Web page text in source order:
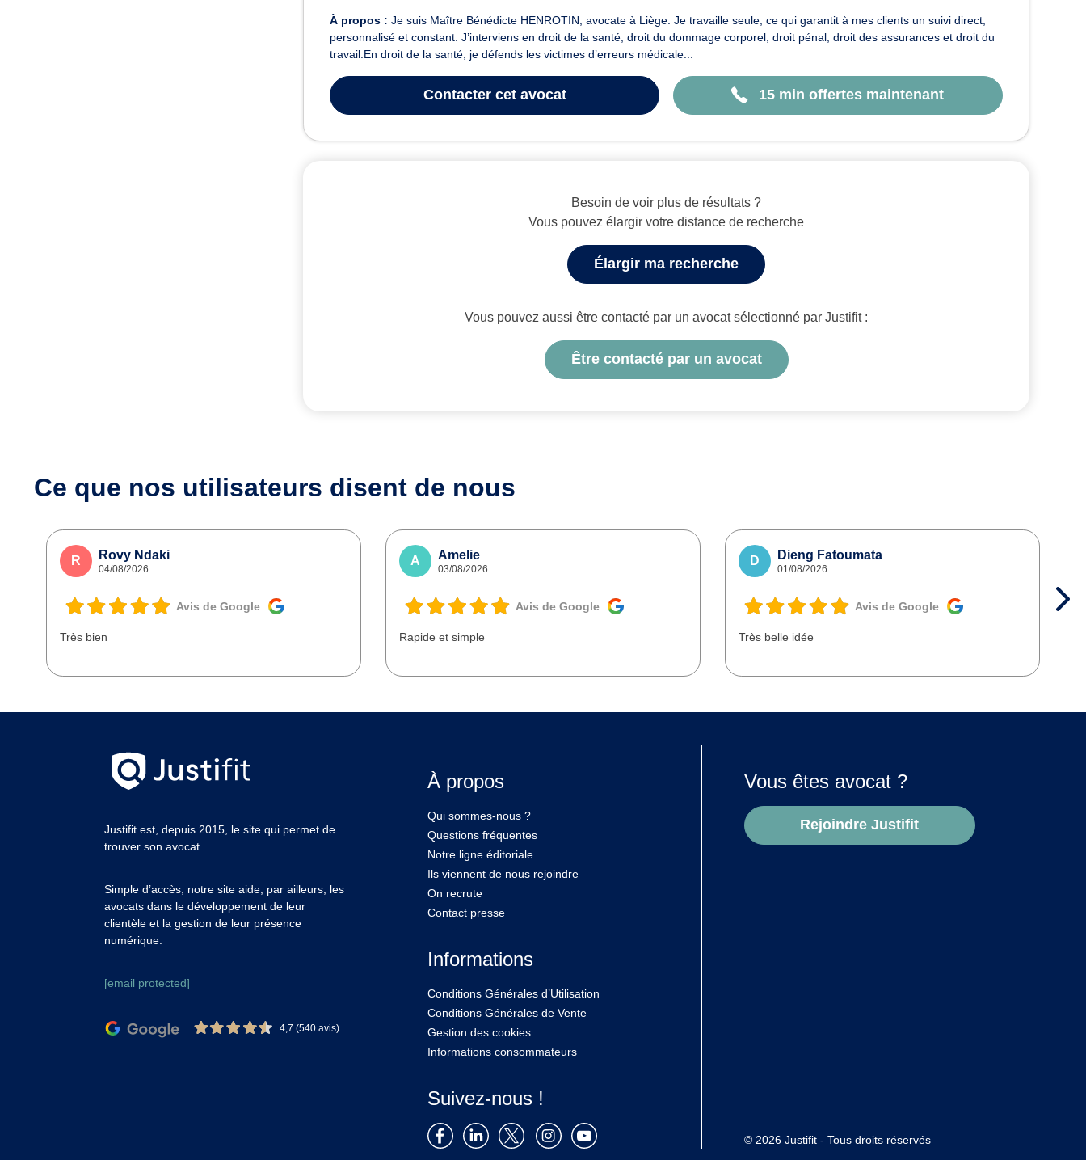
À propos : Je suis Maître Bénédicte HENROTIN, avocate à Liège. Je travaille seule, ce qui garantit à mes clients un suivi direct,
personnalisé et constant. J’interviens en droit de la santé, droit du dommage corporel, droit pénal, droit des assurances et droit du
travail.En droit de la santé, je défends les victimes d’erreurs médicale...
Contactercet avocat 15 min offertes maintenant
Besoin de voir plus de résultats ?
Vous pouvez élargir votre distance de recherche
Élargir ma recherche
Vous pouvez aussi être contacté par un avocat sélectionné par Justifit :
Être contacté par un avocat
Ce que nos utilisateurs disent de nous
R Rovy Ndaki
04/08/2026
Avis de Google
Très bien
A Amelie
03/08/2026
Avis de Google
Rapide et simple
D Dieng Fatoumata
01/08/2026
Avis de Google
Très belle idée
Justifit est, depuis 2015, le site qui permet de
trouver son avocat.
Simple d’accès, notre site aide, par ailleurs, les
avocats dans le développement de leur
clientèle et la gestion de leur présence
numérique.
[email protected]
4,7 (540 avis)
À propos
Qui sommes-nous ?
Questions fréquentes
Notre ligne éditoriale
Ils viennent de nous rejoindre
On recrute
Contact presse
Informations
Conditions Générales d’Utilisation
Conditions Générales de Vente
Gestion des cookies
Informations consommateurs
Suivez-nous !
Vous êtes avocat ?
Rejoindre Justifit
© 2026 Justifit - Tous droits réservés